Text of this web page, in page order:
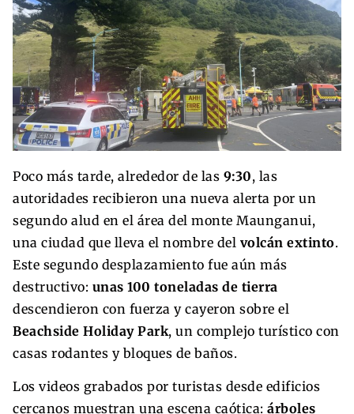
Poco más tarde, alrededor de las 9:30, las
autoridades recibieron una nueva alerta por un
segundo alud en el área del monte Maunganui,
una ciudad que lleva el nombre del volcán extinto.
Este segundo desplazamiento fue aún más
destructivo: unas 100 toneladas de tierra
descendieron con fuerza y cayeron sobre el
Beachside Holiday Park, un complejo turístico con
casas rodantes y bloques de baños.
Los videos grabados por turistas desde edificios
cercanos muestran una escena caótica: árboles